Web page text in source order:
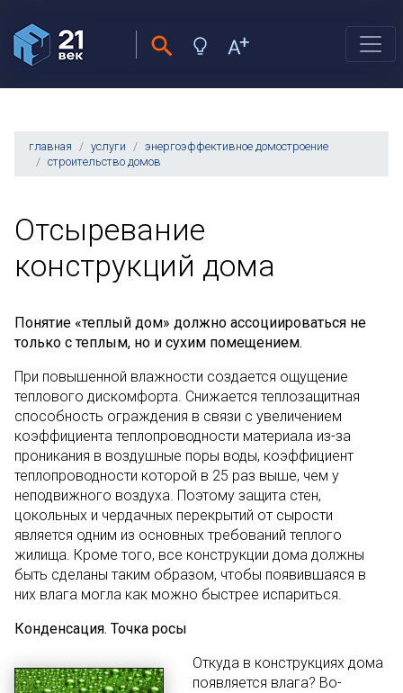
главная услуги
энергоэффективное домостроение
строительство домов
Отсыревание
конструкций дома
Понятие «теплый дом» должно ассоциироваться не
только с теплым, но и сухим помещением.
При повышенной влажности создается ощущение
теплового дискомфорта. Снижается теплозащитная
способность ограждения в связи с увеличением
коэффициента теплопроводности материала из-за
проникания в воздушные поры воды, коэффициент
теплопроводности которой в 25 раз выше, чем у
неподвижного воздуха. Поэтому защита стен,
цокольных и чердачных перекрытий от сырости
является одним из основных требований теплого
жилища. Кроме того, все конструкции дома должны
быть сделаны таким образом, чтобы появившаяся в
них влага могла как можно быстрее испариться.
Конденсация. Точка росы
Откуда в конструкциях дома
появляется влага? Во-